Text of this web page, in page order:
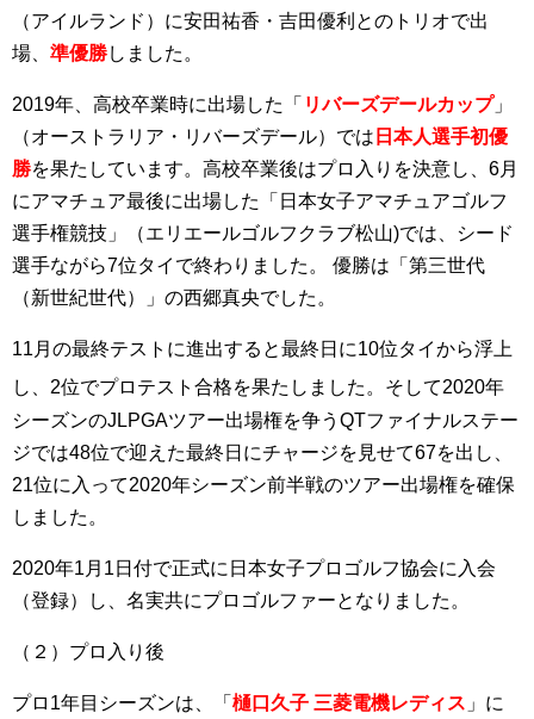
（アイルランド）に安田祐香・吉田優利とのトリオで出
場、 準優勝しました。
2019年、高校卒業時に出場した「 リバーズデールカップ」
（オーストラリア・ リバーズデール）では 日本人選手初優
勝を果たしています。高校卒業後はプロ入りを決意し、6月
にアマチュア最後に出場した「日本女子アマチュアゴルフ
選手権競技」（エリエールゴルフクラブ松山)では、シード
選手ながら7位タイで終わりました。 優勝は「第三世代
（新世紀世代）」の西郷真央でした。
11月の最終テストに進出すると最終日に10位タイから浮上
し、2位でプロテスト合格を果たしました。そして2020年
シーズンのJLPGAツアー出場権を争うQTファイナルステー
ジでは48位で迎えた最終日にチャージを見せて67を出し、
21位に入って2020年シーズン前半戦のツアー出場権を確保
しました。
2020年1月1日付で正式に日本女子プロゴルフ協会に入会
（登録）し、名実共にプロゴルファーとなりました。
（２）プロ入り後
プロ1年目シーズンは、「 樋口久子 三菱電機レディス 」に